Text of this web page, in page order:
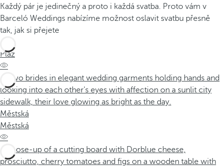
Každý pár je jedinečný a proto i každá svatba. Proto vám v
Barceló Weddings nabízíme možnost oslavit svatbu přesně
tak, jak si přejete
Pláž
Městská
Městská